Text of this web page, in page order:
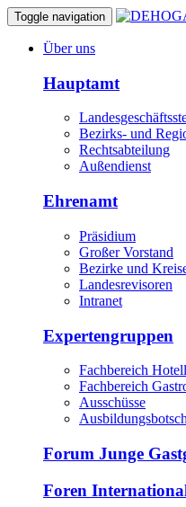
Toggle navigation
Über uns
Hauptamt
Bezirks- und
Rechtsabteilung
Außendienst
Ehrenamt
Präsidium
Großer Vorstand
Bezirke und
Landesrevisoren
Intranet
Expertengruppen
Fachbereich
Fachbereich
Ausschüsse
Forum Junge
Foren